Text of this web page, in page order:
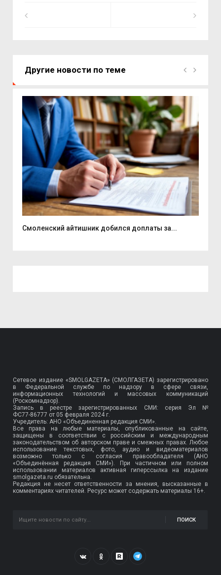
Другие новости по теме
Смоленский айтишник добился доплаты за...
Сетевое издание «SMOLGAZETA» (СМОЛГАЗЕТА) зарегистрировано
в Федеральной службе по надзору в сфере связи,
информационных технологий и массовых коммуникаций
(Роскомнадзор).
Запись в реестре зарегистрированных СМИ: серия Эл №
ФС77-86777 от 05 февраля 2024 г.
Учредитель: АНО «Объединенная редакция СМИ».
Все права на любые материалы, опубликованные на сайте,
защищены в соответствии с российским и международным
законодательством об авторском праве и смежных правах. Любое
использование текстовых, фото, аудио и видеоматериалов
возможно только с согласия правообладателя (АНО
«Объединённая редакция СМИ»). При частичном или полном
использовании материалов активная гиперссылка на издание
smolgazeta.ru обязательна.
Редакция не несет ответственности за мнения, высказанные в
комментариях читателей. Ресурс может содержать материалы 16+.
ПОИСК